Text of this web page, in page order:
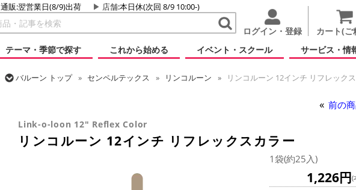
通販:翌営業日(8/9)出荷 店舗:本日休(次回 8/9 10:00-)
ログイン・登録 カート(ご
テーマ・季節で探す
これから始める イベント・スクール サービス・情
バルーン トップ センペルテックス リンコルーン
リンコルーン 12インチ リフレック
前の
Link-o-loon 12" Reflex Color
リンコルーン 12インチ リフレックスカラー
1袋(約25入)
1,226円(